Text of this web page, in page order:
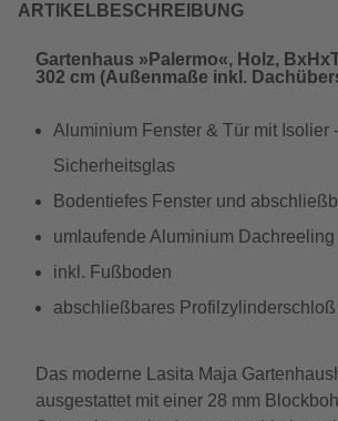
ARTIKELBESCHREIBUNG
Gartenhaus »Palermo«, Holz,
302 cm (Außenmaße inkl.
Aluminium Fenster & Tür mit Isolier -
Sicherheitsglas
Bodentiefes Fenster und
umlaufende Aluminium Dachreeling
inkl. Fußboden
abschließbares Profilzylinderschloß
Das moderne Lasita Maja
ausgestattet mit einer 28 mm